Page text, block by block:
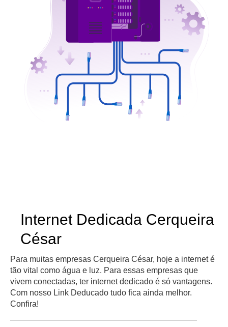
Internet Dedicada Cerqueira
César
Para muitas empresas Cerqueira César, hoje a internet é
tão vital como água e luz. Para essas empresas que
vivem conectadas, ter internet dedicado é só vantagens.
Com nosso Link Deducado tudo fica ainda melhor.
Confira!